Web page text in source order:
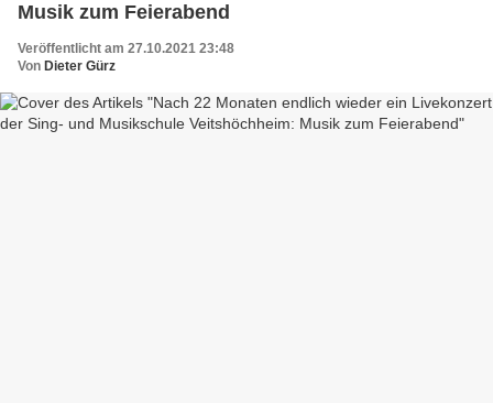
Musik zum Feierabend
Veröffentlicht am 27.10.2021 23:48
Von Dieter Gürz